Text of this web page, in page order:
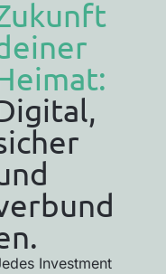
Investment